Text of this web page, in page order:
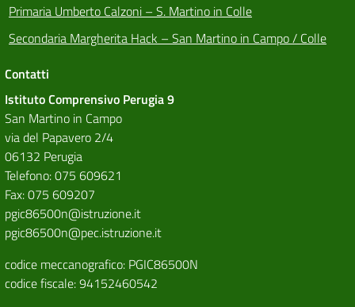
Primaria Umberto Calzoni – S. Martino in Colle
Secondaria Margherita Hack – San Martino in Campo / Colle
Contatti
Istituto Comprensivo Perugia 9
San Martino in Campo
via del Papavero 2/4
06132 Perugia
Telefono: 075 609621
Fax: 075 609207
pgic86500n@istruzione.it
pgic86500n@pec.istruzione.it
codice meccanografico: PGIC86500N
codice fiscale: 94152460542